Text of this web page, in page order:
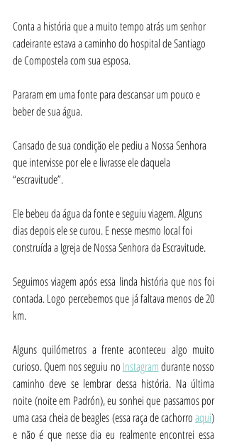
Conta a história que a muito tempo atrás um senhor
cadeirante estava a caminho do hospital de Santiago
de Compostela com sua esposa.
Pararam em uma fonte para descansar um pouco e
beber de sua água.
Cansado de sua condição ele pediu a Nossa Senhora
que intervisse por ele e livrasse ele daquela
“escravitude”.
Ele bebeu da água da fonte e seguiu viagem. Alguns
dias depois ele se curou. E nesse mesmo local foi
construída a Igreja de Nossa Senhora da Escravitude.
Seguimos viagem após essa linda história que nos foi
contada. Logo percebemos que já faltava menos de 20
km.
Alguns quilómetros a frente aconteceu algo muito
curioso. Quem nos seguiu no Instagram durante nosso
caminho deve se lembrar dessa história. Na última
noite (noite em Padrón), eu sonhei que passamos por
uma casa cheia de beagles (essa raça de cachorro aqui)
e não é que nesse dia eu realmente encontrei essa